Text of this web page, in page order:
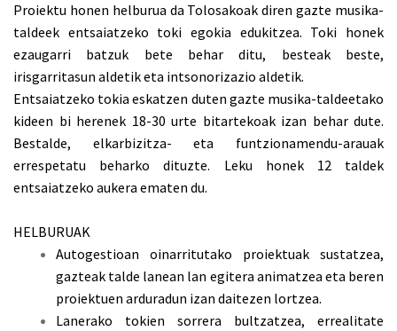
Proiektu honen helburua da Tolosakoak diren gazte musika-
taldeek entsaiatzeko toki egokia edukitzea. Toki honek
ezaugarri batzuk bete behar ditu, besteak beste,
irisgarritasun aldetik eta intsonorizazio aldetik.
Entsaiatzeko tokia eskatzen duten gazte musika-taldeetako
kideen bi herenek 18-30 urte bitartekoak izan behar dute.
Bestalde, elkarbizitza- eta funtzionamendu-arauak
errespetatu beharko dituzte. Leku honek 12 taldek
entsaiatzeko aukera ematen du.
HELBURUAK
Autogestioan oinarritutako proiektuak sustatzea,
gazteak talde lanean lan egitera animatzea eta beren
proiektuen arduradun izan daitezen lortzea.
Lanerako tokien sorrera bultzatzea, errealitate